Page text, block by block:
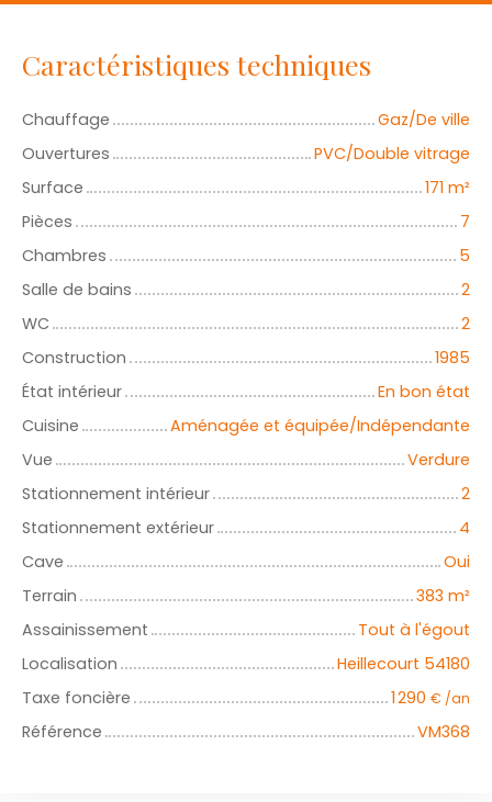
Caractéristiques techniques
Chauffage
Gaz/De ville
Ouvertures
PVC/Double vitrage
Surface
171 m²
Pièces
7
Chambres
5
Salle de bains
2
WC
2
Construction
1985
État intérieur
En bon état
Cuisine
Aménagée et équipée/Indépendante
Vue
Verdure
Stationnement intérieur
2
Stationnement extérieur
4
Cave
Oui
Terrain
383 m²
Assainissement
Tout à l'égout
Localisation
Heillecourt 54180
Taxe foncière
1 290 € /an
Référence VM368